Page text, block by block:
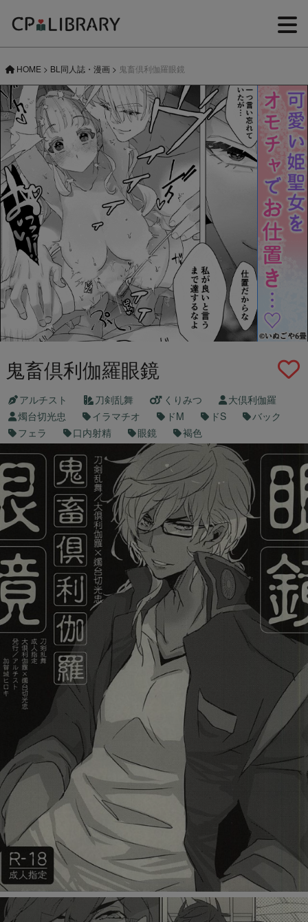
HOME > BL同人誌・漫画 > 鬼畜倶利伽羅眼鏡
鬼畜倶利伽羅眼鏡
アルチスト 刀剣乱舞 くりみつ
大倶利伽羅
燭台切光忠
イラマチオ ドM ドS
バック
フェラ
口内射精 眼鏡 褐色